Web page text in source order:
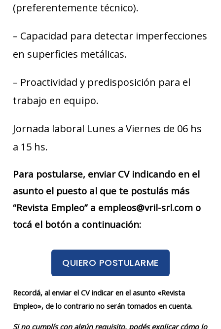
(preferentemente técnico).
– Capacidad para detectar imperfecciones
en superficies metálicas.
– Proactividad y predisposición para el
trabajo en equipo.
Jornada laboral Lunes a Viernes de 06 hs
a 15 hs.
Para postularse, enviar CV indicando en el
asunto el puesto al que te postulás más
“Revista Empleo” a empleos@vril-srl.com o
tocá el botón a continuación:
QUIERO POSTULARME
Recordá, al enviar el CV indicar en el asunto «Revista
Empleo», de lo contrario no serán tomados en cuenta.
Si no cumplís con algún requisito, podés explicar cómo lo